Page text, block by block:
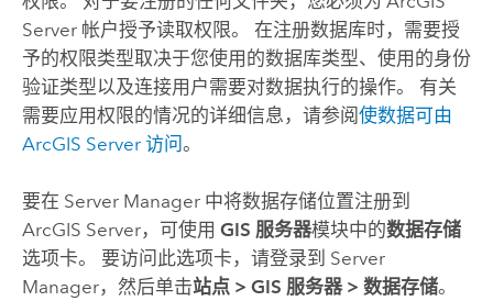
Server帐户授予读取权限。 在注册数据库时，需要授
予的权限类型取决于您使用的数据库类型、使用的身份
验证类型以及连接用户需要对数据执行的操作。 有关
需要应用权限的情况的详细信息，请参阅使数据可由
ArcGIS Server访问。
要在 Server Manager中将数据存储位置注册到
ArcGIS Server，可使用 GIS 服务器模块中的数据存储
选项卡。 要访问此选项卡，请登录到 Server
Manager，然后单击站点 > GIS 服务器 > 数据存储。